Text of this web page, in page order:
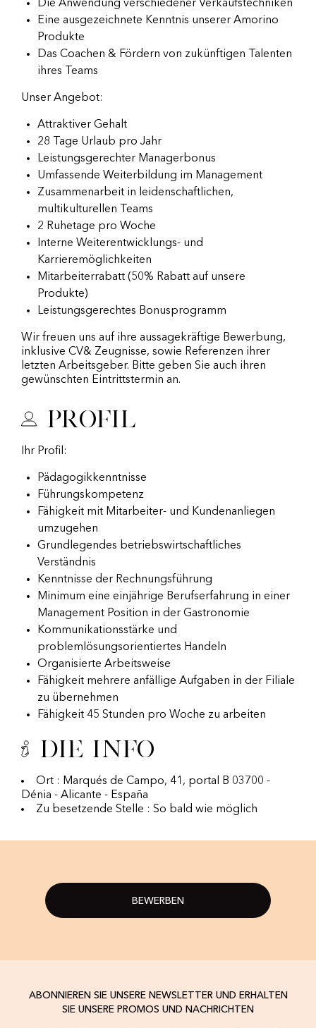
Die Anwendung verschiedener Verkaufstechniken
Eine ausgezeichnete Kenntnis unserer Amorino
Produkte
Das Coachen & Fördern von zukünftigen Talenten
ihres Teams
Unser Angebot:
Attraktiver Gehalt
28 Tage Urlaub pro Jahr
Leistungsgerechter Managerbonus
Umfassende Weiterbildung im Management
Zusammenarbeit in leidenschaftlichen,
multikulturellen Teams
2 Ruhetage pro Woche
Interne Weiterentwicklungs- und
Karrieremöglichkeiten
Mitarbeiterrabatt (50% Rabatt auf unsere
Produkte)
Leistungsgerechtes Bonusprogramm
Wir freuen uns auf ihre aussagekräftige Bewerbung,
inklusive CV& Zeugnisse, sowie Referenzen ihrer
letzten Arbeitsgeber. Bitte geben Sie auch ihren
gewünschten Eintrittstermin an.
Profil
Ihr Profil:
Pädagogikkenntnisse
Führungskompetenz
Fähigkeit mit Mitarbeiter- und Kundenanliegen
umzugehen
Grundlegendes betriebswirtschaftliches
Verständnis
Kenntnisse der Rechnungsführung
Minimum eine einjährige Berufserfahrung in einer
Management Position in der Gastronomie
Kommunikationsstärke und
problemlösungsorientiertes Handeln
Organisierte Arbeitsweise
Fähigkeit mehrere anfällige Aufgaben in der Filiale
zu übernehmen
Fähigkeit 45 Stunden pro Woche zu arbeiten
Die Info
Ort : Marqués de Campo, 41, portal B 03700 -
Dénia - Alicante - España
Zu besetzende Stelle : So bald wie möglich
BEWERBEN
ABONNIEREN SIE UNSERE NEWSLETTER UND ERHALTEN
SIE UNSERE PROMOS UND NACHRICHTEN